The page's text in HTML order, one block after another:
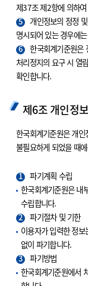
제37조 제2항에 의하
5
개인정보의 정정
명시되어 있는 경우에
6
한국회계기준원은
처리정지의 요구 시 열
확인합니다.
제6조 개인정
한국회계기준원은 개인
불필요하게 되었을 때
1
파기계획 수립
한국회계기준원은 내
수립합니다.
2
파기절차 및 기한
이용자가 입력한 정보
없이 파기합니다.
3
파기방법
한국회계기준원에서